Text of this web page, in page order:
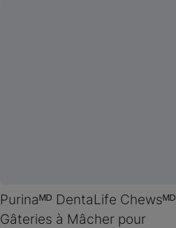
Purinaᴹᴰ DentaLife Chewsᴹᴰ
Gâteries à Mâcher pour